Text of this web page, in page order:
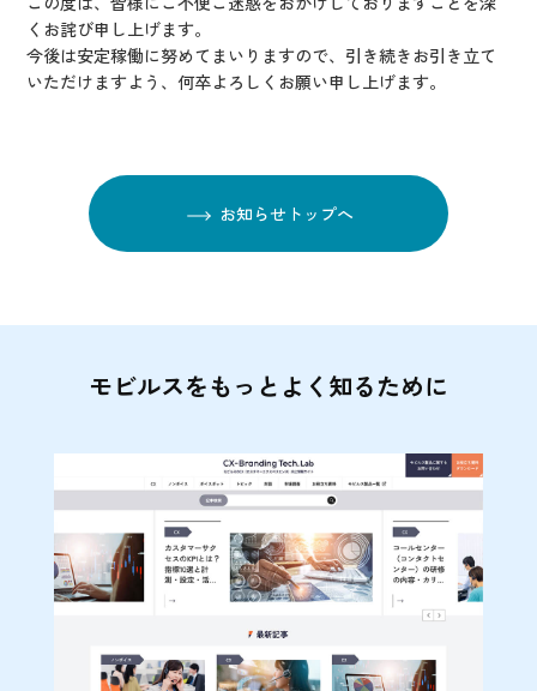
くお詫び申し上げます。
今後は安定稼働に努めてまいりますので、引き続きお引き立て
いただけますよう、何卒よろしくお願い申し上げます。
お知らせトップへ
モビルスをもっとよく知るために